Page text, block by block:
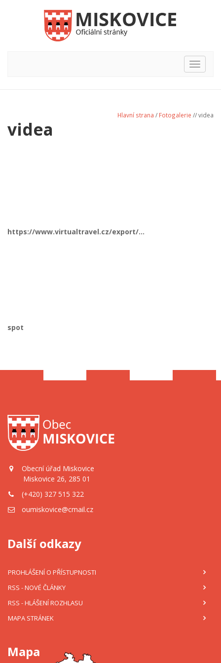
Hlavní
nabídka
Hlavní strana / Fotogalerie // videa
videa
https://www.virtualtravel.cz/export/miskovice-okres-kutna-hora
spot
Obecní úřad Miskovice
Miskovice 26, 285 01
(+420) 327 515 322
oumiskovice@cmail.cz
Další odkazy
PROHLÁŠENÍ O PŘÍSTUPNOSTI
RSS - NOVÉ ČLÁNKY
RSS - HLÁŠENÍ ROZHLASU
MAPA STRÁNEK
Mapa